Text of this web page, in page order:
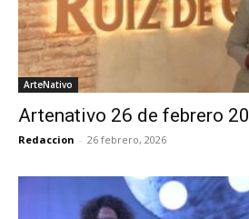
ArteNativo
Artenativo 26 de febrero
Redaccion - 26 febrero, 2026